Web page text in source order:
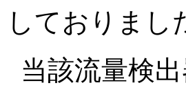
しておりまし
当該流量検